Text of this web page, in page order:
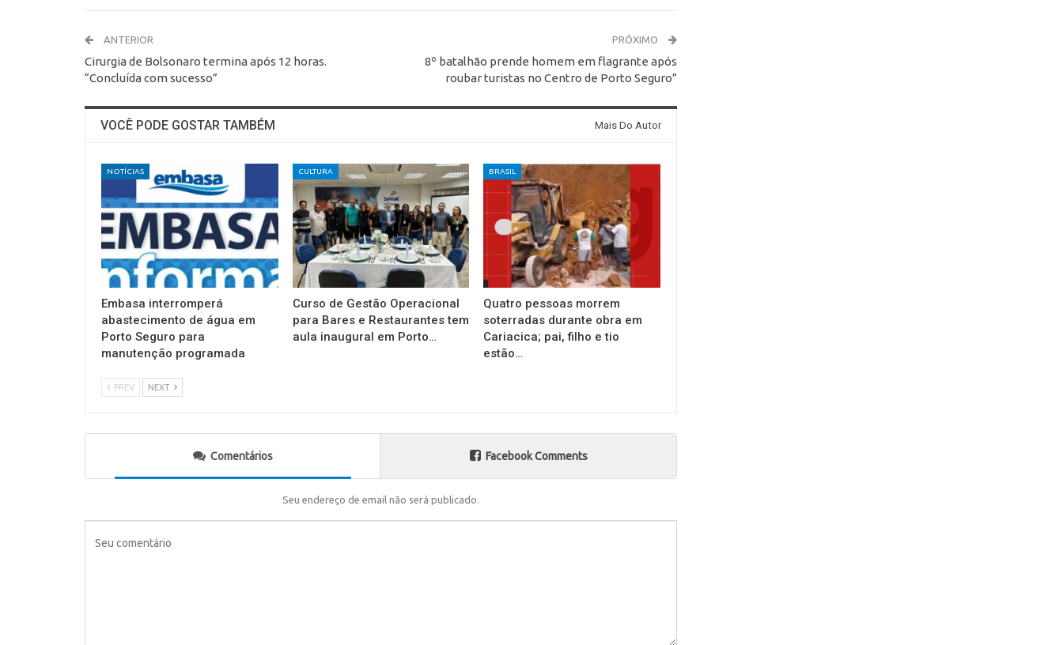
ANTERIOR
Cirurgia de Bolsonaro termina após 12 horas.
“Concluída com sucesso”
PRÓXIMO
8º batalhão prende homem em flagrante após
roubar turistas no Centro de Porto Seguro”
VOCÊ PODE GOSTAR TAMBÉM Mais Do Autor
NOTÍCIAS
Embasa interromperá
abastecimento de água em
Porto Seguro para
manutenção programada
CULTURA
Curso de Gestão Operacional
para Bares e Restaurantes tem
aula inaugural em Porto…
BRASIL
Quatro pessoas morrem
soterradas durante obra em
Cariacica; pai, filho e tio
estão…
PREV NEXT
Comentários Facebook Comments
Seu endereço de email não será publicado.